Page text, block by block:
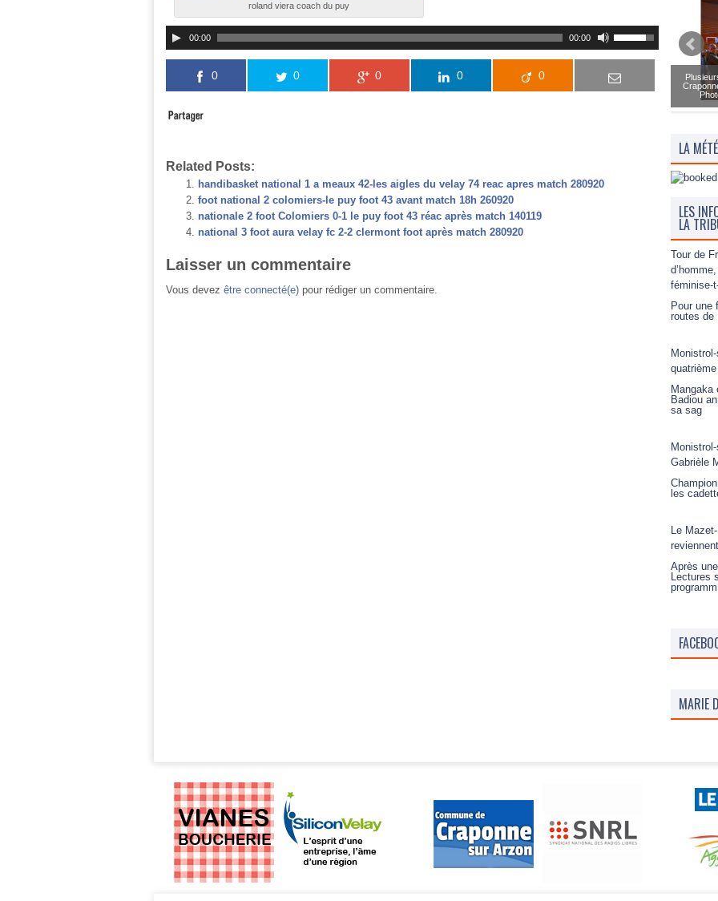
roland viera coach du puy
00:00 00:00
0 0 0 0 0
Related Posts:
handibasket national 1 a meaux 42-les aigles du velay 74 reac apres match 280920
foot national 2 colomiers-le puy foot 43 avant match 18h 260920
nationale 2 foot Colomiers 0-1 le puy foot 43 réac après match 140119
national 3 foot aura velay fc 2-2 clermont foot après match 280920
Laisser un commentaire
Vous devez être connecté(e) pour rédiger un commentaire.
LA
LES
LA
Tour de
féminise-
Pour une
routes de
Mangaka
Badiou
sa sag
Gabrièle
les
Le
Après
Lectures
programm
MARIE